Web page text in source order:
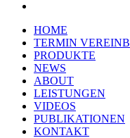
HOME
TERMIN
PRODUKTE
NEWS
ABOUT
LEISTUNGEN
VIDEOS
PUBLIKATIONEN
KONTAKT